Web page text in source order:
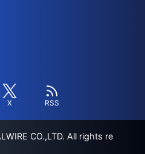
X RSS
CO.,LTD. All rights re